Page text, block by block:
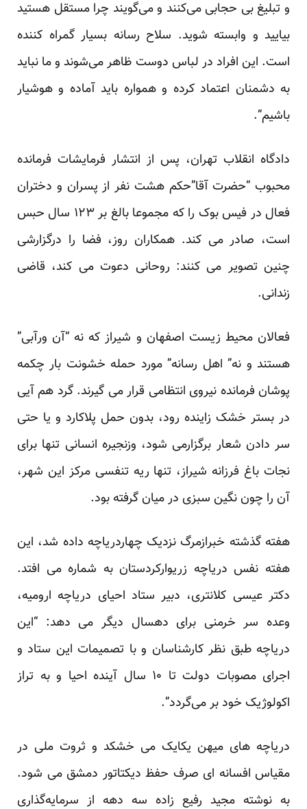
و تبلیغ بی حجابی می‌کنند و می‌گویند چرا مستقل هستید
بیایید و وابسته شوید. سلاح رسانه بسیار گمراه کننده
است. این افراد در لباس دوست ظاهر می‌شوند و ما نباید
به دشمنان اعتماد کرده و همواره باید آماده و هوشیار
باشیم”.
دادگاه انقلاب تهران، پس از انتشار فرمایشات فرمانده
محبوب “حضرت آقا”حکم هشت نفر از پسران و دختران
فعال در فیس بوک را که مجموعا بالغ بر ۱۲۳ سال حبس
است، صادر می کند. همکاران روز، فضا را درگزارشی
چنین تصویر می کنند: روحانی دعوت می کند، قاضی
زندانی.
فعالان محیط زیست اصفهان و شیراز که نه “آن ورآبی”
هستند و نه” اهل رسانه” مورد حمله خشونت بار چکمه
پوشان فرمانده نیروی انتظامی قرار می گیرند. گرد هم آیی
در بستر خشک زاینده رود، بدون حمل پلاکارد و یا حتی
سر دادن شعار برگزارمی شود، وزنجیره انسانی تنها برای
نجات باغ فرزانه شیراز، تنها ریه تنفسی مرکز این شهر،
آن را چون نگین سبزی در میان گرفته بود.
هفته گذشته خبرازمرگ نزدیک چهاردریاچه داده شد، این
هفته نفس دریاچه زریوارکردستان به شماره می افتد.
دکتر عیسی کلانتری، دبیر ستاد احیای دریاچه ارومیه،
وعده سر خرمنی برای دهسال دیگر می دهد: “این
دریاچه طبق نظر کار‌شناسان و با تصمیمات این ستاد و
اجرای مصوبات دولت تا ۱۰ سال آینده احیا و به تراز
اکولوژیک خود بر می‌گردد”.
دریاچه های میهن یکایک می خشکد و ثروت ملی در
مقیاس افسانه ای صرف حفظ دیکتاتور دمشق می شود.
به نوشته مجید رفیع زاده سه دهه از سرمایه‌گذاری